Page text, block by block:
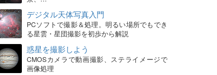
デジタル天体写真入門
PCソフトで撮影＆処理。明るい場所でもでき
る星雲・星団撮影を初歩から解説
惑星を撮影しよう
CMOSカメラで動画撮影、ステライメージで
画像処理